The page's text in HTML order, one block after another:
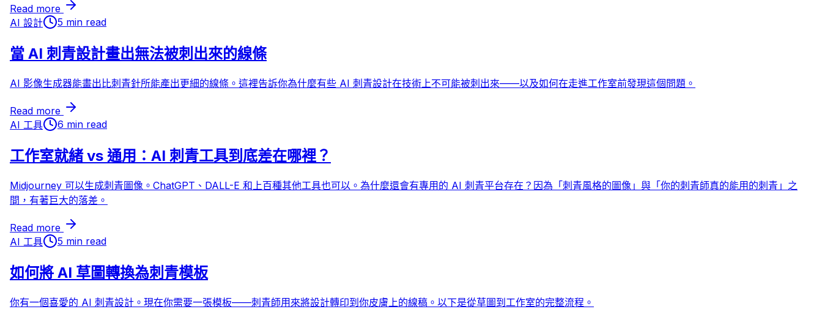
Read more
AI 設計
5 min read
當 AI 刺青設計畫出無法被刺出來的線條
AI 影像生成器能畫出比刺青針所能產出更細的線條。這裡告訴你為什麼有些 AI 刺青設計在技術上不可能被刺出來——以及如何在走進工作室前發現這個問題。
Read more
AI 工具
6 min read
工作室就緒 vs 通用：AI 刺青工具到底差在哪裡？
Midjourney 可以生成刺青圖像。ChatGPT、DALL-E 和上百種其他工具也可以。為什麼還會有專用的 AI 刺青平台存在？因為「刺青風格的圖像」與「你的刺青師真的能用的刺青」之
間，有著巨大的落差。
Read more
AI 工具
5 min read
如何將 AI 草圖轉換為刺青模板
你有一個喜愛的 AI 刺青設計。現在你需要一張模板——刺青師用來將設計轉印到你皮膚上的線稿。以下是從草圖到工作室的完整流程。